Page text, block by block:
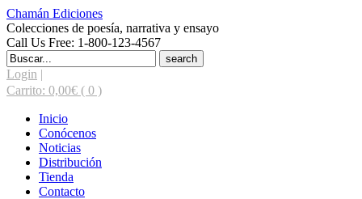
Chamán Ediciones
Colecciones de poesía, narrativa y ensayo
Call Us Free: 1-800-123-4567
Search
for:
Login |
Carrito: 0,00€ ( 0 )
Inicio
Conócenos
Noticias
Distribución
Tienda
Contacto